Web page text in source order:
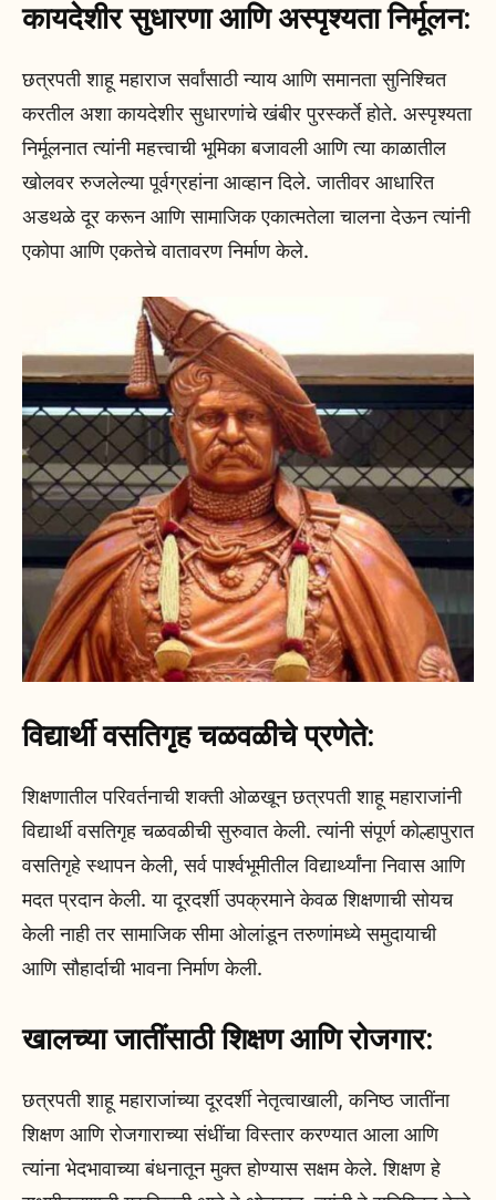
कायदेशीर सुधारणा आणि अस्पृश्यता निर्मूलन:
छत्रपती शाहू महाराज सर्वांसाठी न्याय आणि समानता सुनिश्चित
करतील अशा कायदेशीर सुधारणांचे खंबीर पुरस्कर्ते होते. अस्पृश्यता
निर्मूलनात त्यांनी महत्त्वाची भूमिका बजावली आणि त्या काळातील
खोलवर रुजलेल्या पूर्वग्रहांना आव्हान दिले. जातीवर आधारित
अडथळे दूर करून आणि सामाजिक एकात्मतेला चालना देऊन त्यांनी
एकोपा आणि एकतेचे वातावरण निर्माण केले.
विद्यार्थी वसतिगृह चळवळीचे प्रणेते:
शिक्षणातील परिवर्तनाची शक्ती ओळखून छत्रपती शाहू महाराजांनी
विद्यार्थी वसतिगृह चळवळीची सुरुवात केली. त्यांनी संपूर्ण कोल्हापुरात
वसतिगृहे स्थापन केली, सर्व पार्श्वभूमीतील विद्यार्थ्यांना निवास आणि
मदत प्रदान केली. या दूरदर्शी उपक्रमाने केवळ शिक्षणाची सोयच
केली नाही तर सामाजिक सीमा ओलांडून तरुणांमध्ये समुदायाची
आणि सौहार्दाची भावना निर्माण केली.
खालच्या जातींसाठी शिक्षण आणि रोजगार:
छत्रपती शाहू महाराजांच्या दूरदर्शी नेतृत्वाखाली, कनिष्ठ जातींना
शिक्षण आणि रोजगाराच्या संधींचा विस्तार करण्यात आला आणि
त्यांना भेदभावाच्या बंधनातून मुक्त होण्यास सक्षम केले. शिक्षण हे